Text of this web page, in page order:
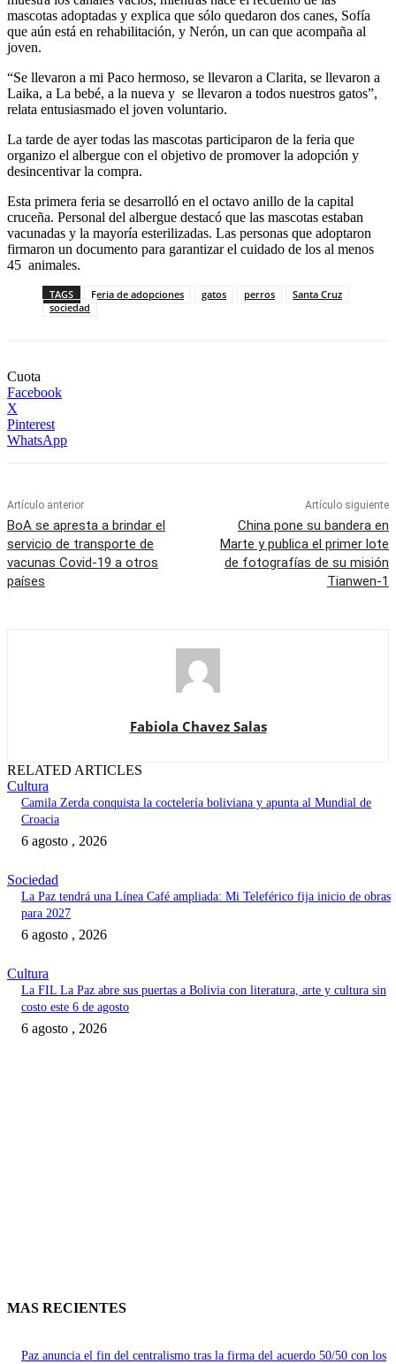
mascotas adoptadas y explica que sólo quedaron dos canes, Sofía
que aún está en rehabilitación, y Nerón, un can que acompaña al
joven.
“Se llevaron a mi Paco hermoso, se llevaron a Clarita, se llevaron a
Laika, a La bebé, a la nueva y se llevaron a todos nuestros gatos”,
relata entusiasmado el joven voluntario.
La tarde de ayer todas las mascotas participaron de la feria que
organizo el albergue con el objetivo de promover la adopción y
desincentivar la compra.
Esta primera feria se desarrolló en el octavo anillo de la capital
cruceña. Personal del albergue destacó que las mascotas estaban
vacunadas y la mayoría esterilizadas. Las personas que adoptaron
firmaron un documento para garantizar el cuidado de los al menos
45 animales.
TAGS Feria de adopciones gatos perros
Santa Cruz
sociedad
Cuota
Facebook
X
Pinterest
WhatsApp
Artículo anterior
BoA se apresta a brindar el
servicio de transporte de
vacunas Covid-19 a otros
países
Artículo siguiente
China pone su bandera en
Marte y publica el primer lote
de fotografías de su misión
Tianwen-1
Fabiola Chavez Salas
RELATED ARTICLES
Cultura
Camila Zerda conquista la coctelería boliviana y apunta al Mundial de
Croacia
6 agosto , 2026
Sociedad
La Paz tendrá una Línea Café ampliada: Mi Teleférico fija inicio de obras
para 2027
6 agosto , 2026
Cultura
La FIL La Paz abre sus puertas a Bolivia con literatura, arte y cultura sin
costo este 6 de agosto
6 agosto , 2026
MAS RECIENTES
Paz anuncia el fin del centralismo tras la firma del acuerdo 50/50 con los